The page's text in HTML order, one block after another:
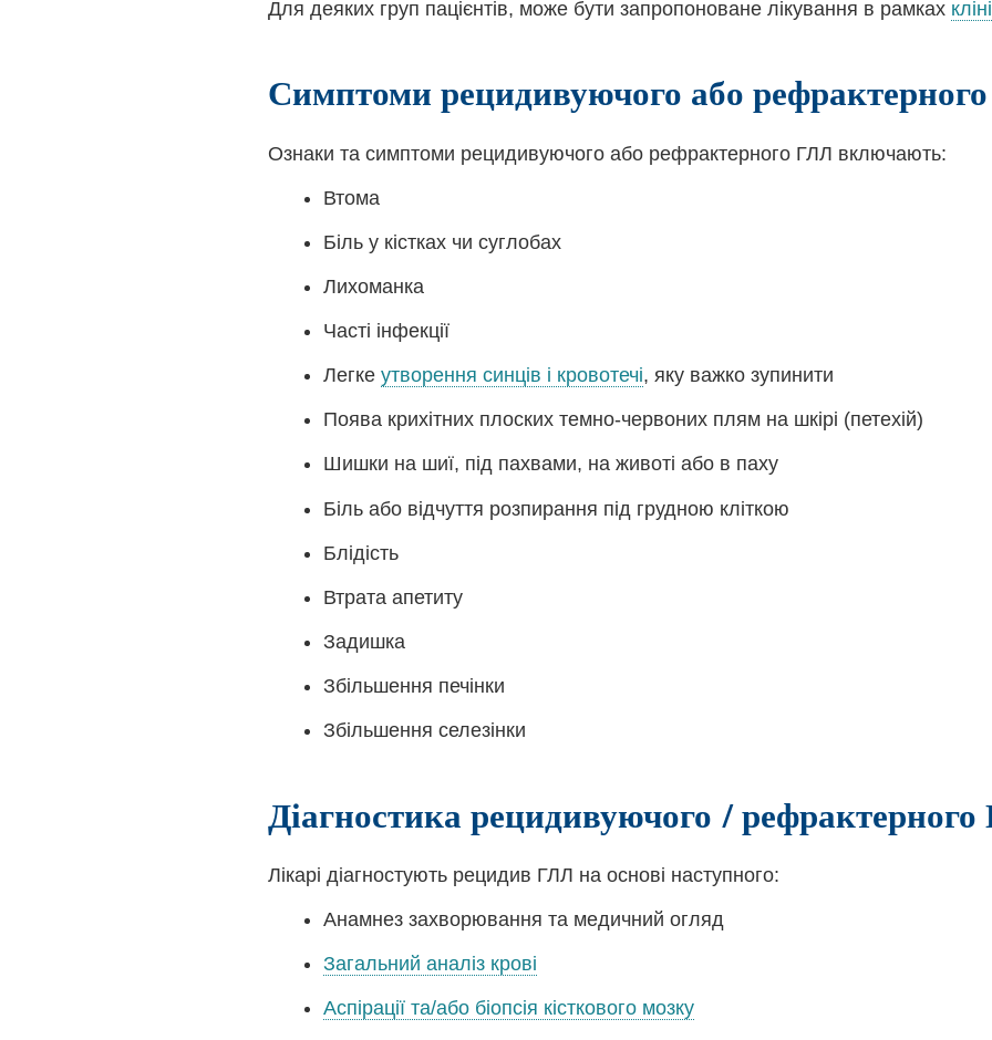
Для деяких груп пацієнтів, може бути запропоноване лікування в рамках
Симптоми рецидивуючого або
Ознаки та симптоми рецидивуючого або рефрактерного ГЛЛ включають:
Втома
Біль у кістках чи суглобах
Лихоманка
Часті інфекції
Легке утворення синців і кровотечі, яку важко зупинити
Поява крихітних плоских темно-червоних плям на шкірі (петехій)
Шишки на шиї, під пахвами, на животі або в паху
Біль або відчуття розпирання під грудною кліткою
Блідість
Втрата апетиту
Задишка
Збільшення печінки
Збільшення селезінки
Діагностика рецидивуючого /
Лікарі діагностують рецидив ГЛЛ на основі наступного:
Анамнез захворювання та медичний огляд
Загальний аналіз крові
Аспірації та/або біопсія кісткового мозку